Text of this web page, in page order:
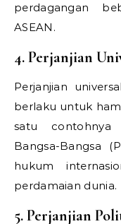
perdagangan
ASEAN.
4. Perjanjian
Perjanjian
berlaku untuk
satu contohnya
Bangsa-Bangsa
hukum
perdamaian dunia.
5. Perjanjian